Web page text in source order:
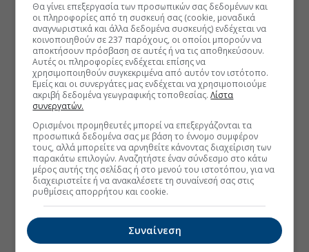
Θα γίνει επεξεργασία των προσωπικών σας δεδομένων και
οι πληροφορίες από τη συσκευή σας (cookie, μοναδικά
αναγνωριστικά και άλλα δεδομένα συσκευής) ενδέχεται να
κοινοποιηθούν σε 237 παρόχους, οι οποίοι μπορούν να
αποκτήσουν πρόσβαση σε αυτές ή να τις αποθηκεύσουν.
Αυτές οι πληροφορίες ενδέχεται επίσης να
χρησιμοποιηθούν συγκεκριμένα από αυτόν τον ιστότοπο.
Εμείς και οι συνεργάτες μας ενδέχεται να χρησιμοποιούμε
ακριβή δεδομένα γεωγραφικής τοποθεσίας.Λίστα
συνεργατών.
Ορισμένοι προμηθευτές μπορεί να επεξεργάζονται τα
προσωπικά δεδομένα σας με βάση το έννομο συμφέρον
τους, αλλά μπορείτε να αρνηθείτε κάνοντας διαχείριση των
παρακάτω επιλογών. Αναζητήστε έναν σύνδεσμο στο κάτω
μέρος αυτής της σελίδας ή στο μενού του ιστοτόπου, για να
διαχειριστείτε ή να ανακαλέσετε τη συναίνεσή σας στις
ρυθμίσεις απορρήτου και cookie.
Συναίνεση